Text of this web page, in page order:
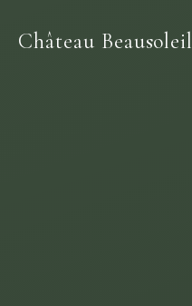
Château Beausoleil